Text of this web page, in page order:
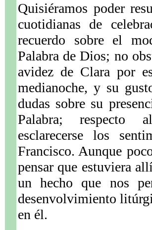
Quisiéramos poder
cuotidianas de
recuerdo sobre el
Palabra de Dios; no
avidez de Clara por
medianoche, y su
dudas sobre su
Palabra; respecto
esclarecerse los
Francisco. Aunque
pensar que estuviera
un hecho que nos
desenvolvimiento
en él.